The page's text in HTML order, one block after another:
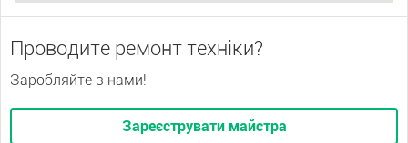
Проводите ремонт техніки?
Заробляйте з нами!
Зареєструвати майстра